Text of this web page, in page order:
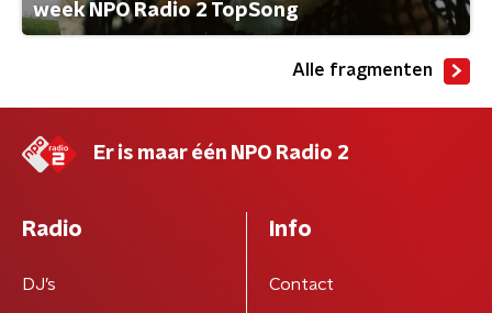
week NPO Radio 2 TopSong
Alle fragmenten
Er is maar één NPO Radio 2
Radio
DJ’s
Info
Contact